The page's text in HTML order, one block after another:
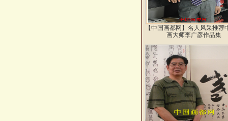
【中国画都网】名人风采推荐
画大师李广彦作品集